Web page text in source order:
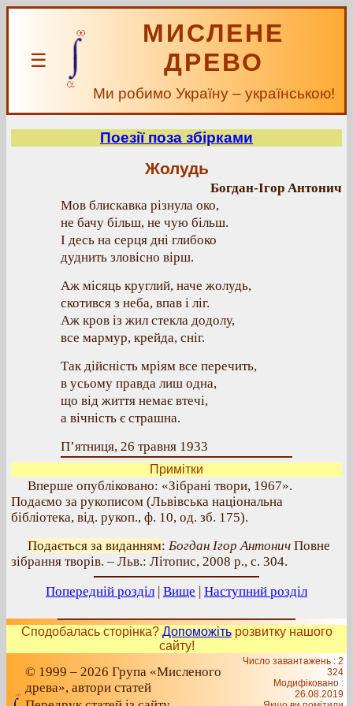
☰
МИСЛЕНЕ
ДРЕВО
Ми робимо Україну – українською!
Поезії поза збірками
Жолудь
Богдан-Ігор Антонич
Мов блискавка різнула око,
не бачу більш, не чую більш.
І десь на серця дні глибоко
дуднить зловісно вірш.
Аж місяць круглий, наче жолудь,
скотився з неба, впав і ліг.
Аж кров із жил стекла додолу,
все мармур, крейда, сніг.
Так дійсність мріям все перечить,
в усьому правда лиш одна,
що від життя немає втечі,
а вічність є страшна.
П’ятниця, 26 травня 1933
Примітки
Вперше опубліковано: «Зібрані твори, 1967».
Подаємо за рукописом (Львівська національна
бібліотека, від. рукоп., ф. 10, од. зб. 175).
Подається за виданням: Богдан Ігор Антонич Повне
зібрання творів. – Льв.: Літопис, 2008 р., с. 304.
Попередній розділ | Вище | Наступний розділ
Сподобалась сторінка? Допоможітьрозвитку нашого
сайту!
© 1999 – 2026 Група «Мисленого
древа», автори статей
Число завантажень : 2
324
Модифіковано :
26.08.2019